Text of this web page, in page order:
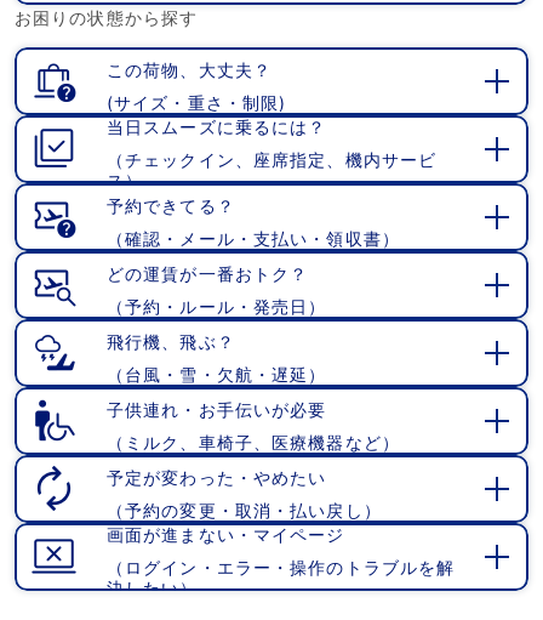
お困りの状態から探す
この荷物、大丈夫？
(サイズ・重さ・制限)
当日スムーズに乗るには？
（チェックイン、座席指定、機内サービ
ス）
予約できてる？
（確認・メール・支払い・領収書）
どの運賃が一番おトク？
（予約・ルール・発売日）
飛行機、飛ぶ？
（台風・雪・欠航・遅延）
子供連れ・お手伝いが必要
（ミルク、車椅子、医療機器など）
予定が変わった・やめたい
（予約の変更・取消・払い戻し）
画面が進まない・マイページ
（ログイン・エラー・操作のトラブルを解
決したい）